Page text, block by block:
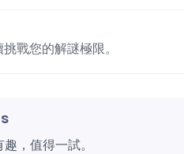
戰您的解謎極限。
，值得一試。